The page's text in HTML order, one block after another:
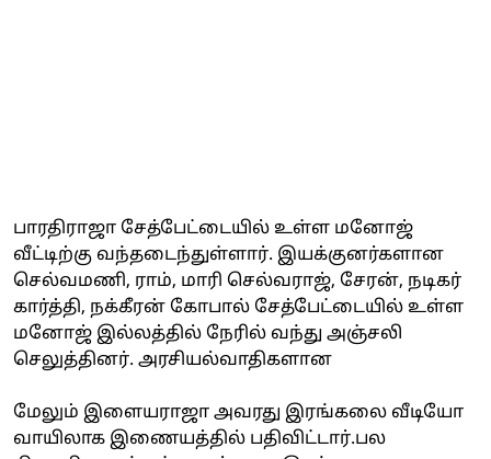
பாரதிராஜா சேத்பேட்டையில் உள்ள மனோஜ்
வீட்டிற்கு வந்தடைந்துள்ளார். இயக்குனர்களான
செல்வமணி, ராம், மாரி செல்வராஜ், சேரன், நடிகர்
கார்த்தி, நக்கீரன் கோபால் சேத்பேட்டையில் உள்ள
மனோஜ் இல்லத்தில் நேரில் வந்து அஞ்சலி
செலுத்தினர். அரசியல்வாதிகளான
மேலும் இளையராஜா அவரது இரங்கலை வீடியோ
வாயிலாக இணையத்தில் பதிவிட்டார்.பல